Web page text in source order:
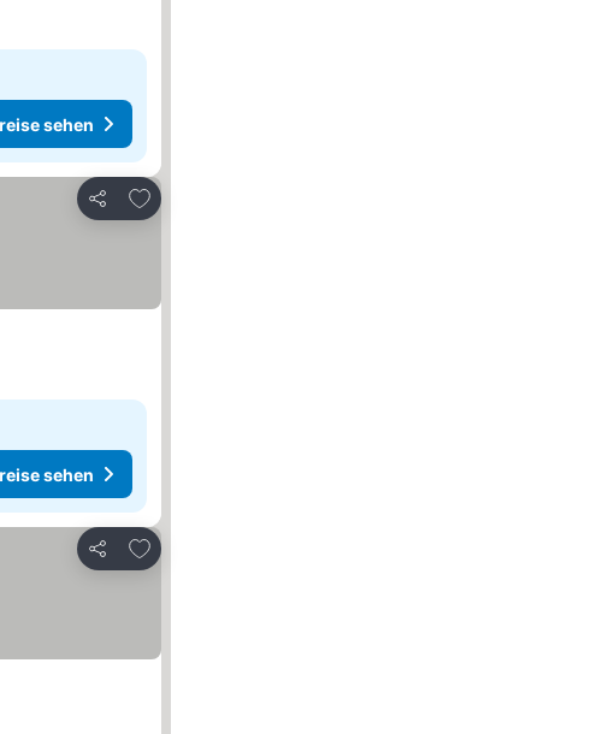
sehen
Teilen
Zu Favoriten hinzufügen
sehen
Teilen
Zu Favoriten hinzufügen